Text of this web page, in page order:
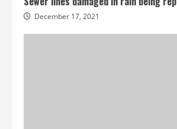
December 17, 2021